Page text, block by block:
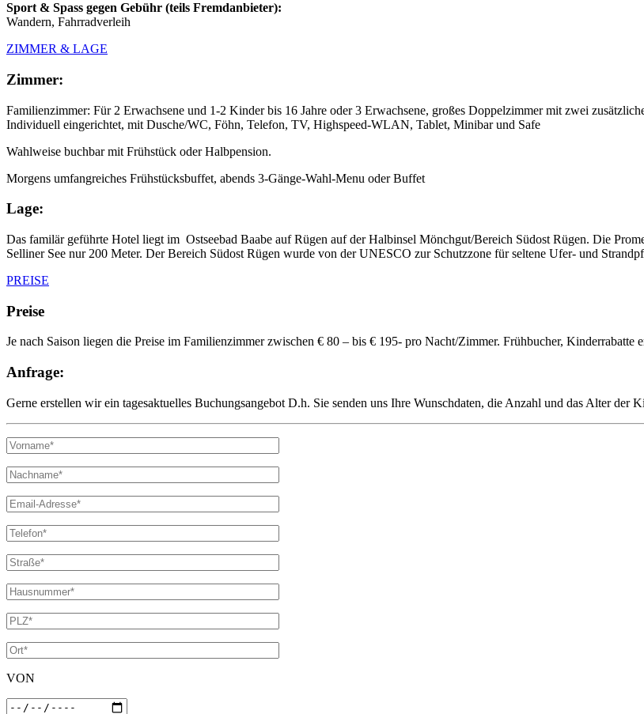
Sport & Spass gegen Gebühr (teils Fremdanbieter):
Wandern, Fahrradverleih
ZIMMER & LAGE
Zimmer:
Familienzimmer: Für 2 Erwachsene und 1-2 Kinder bis 16 Jahre oder 3 Erwachsene, großes Doppelzimmer mit zwei
Individuell eingerichtet, mit Dusche/WC, Föhn, Telefon, TV, Highspeed-WLAN, Tablet, Minibar und Safe
Wahlweise buchbar mit Frühstück oder Halbpension.
Morgens umfangreiches Frühstücksbuffet, abends 3-Gänge-Wahl-Menu oder Buffet
Lage:
Das familär geführte Hotel liegt im Ostseebad Baabe auf Rügen auf der Halbinsel Mönchgut/Bereich Südost Rügen. Die
Selliner See nur 200 Meter. Der Bereich Südost Rügen wurde von der UNESCO zur Schutzzone für seltene Ufer- und
PREISE
Preise
Je nach Saison liegen die Preise im Familienzimmer zwischen € 80 – bis € 195- pro Nacht/Zimmer. Frühbucher, Kinderrabatte
Anfrage:
Gerne erstellen wir ein tagesaktuelles Buchungsangebot D.h. Sie senden uns Ihre Wunschdaten, die Anzahl und das Alter
VON